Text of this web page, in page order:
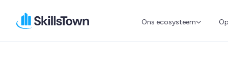
Ons ecosysteem